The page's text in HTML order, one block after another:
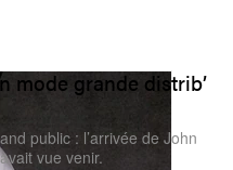
mode grande distrib’
public : l’arrivée de John
vue venir.